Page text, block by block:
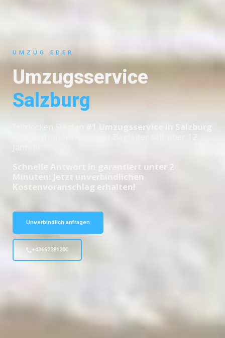
UMZUG EDER
Umzugsservice
Salzburg
Entdecken Sie den
#1 Umzugsservice in Salzburg
Schnelle Antwort in garantiert unter 2
Minuten: Jetzt unverbindlichen
Kostenvoranschlag erhalten!
Unverbindlich anfragen
+43662281200